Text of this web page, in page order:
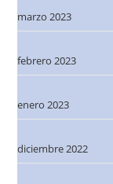
marzo 2023
febrero 2023
enero 2023
diciembre 2022